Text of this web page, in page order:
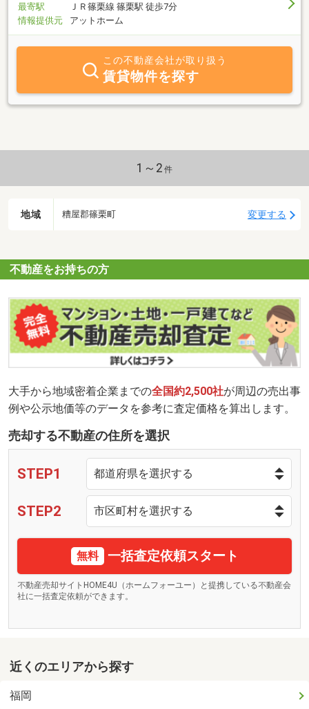
最寄駅
ＪＲ篠栗線 篠栗駅 徒歩7分
情報提供元
アットホーム
この不動産会社が取り扱う
賃貸物件を探す
1～2 件
地域 糟屋郡篠栗町 変更する
不動産をお持ちの方
大手から地域密着企業までの全国約2,500社が周辺の売出事
例や公示地価等のデータを参考に査定価格を算出します。
売却する不動産の住所を選択
STEP1
STEP2
無料 一括査定依頼スタート
不動産売却サイトHOME4U（ホームフォーユー）と提携している不動産会
社に一括査定依頼ができます。
近くのエリアから探す
福岡